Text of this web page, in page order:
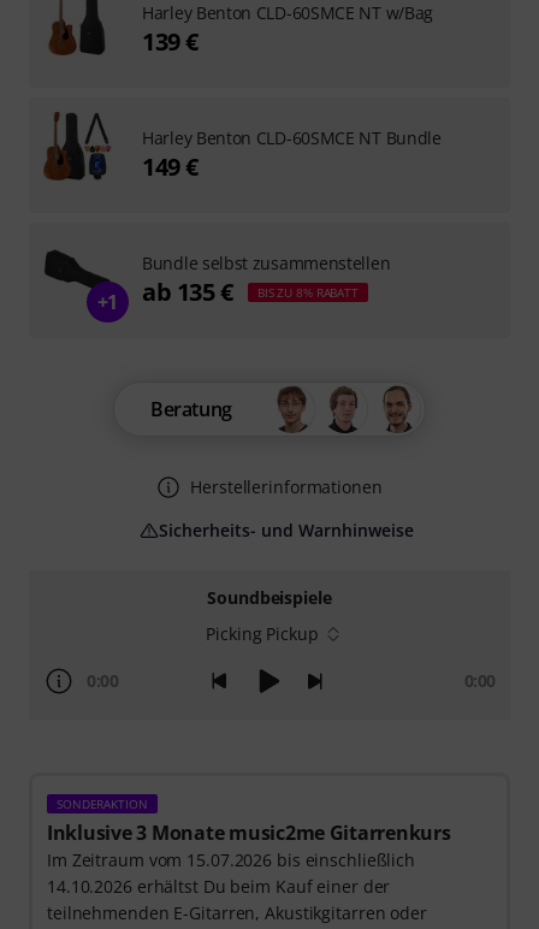
Soundbeispiele
Picking Pickup
0:00 0:00
SONDERAKTION
Inklusive 3 Monate music2me Gitarrenkurs
Im Zeitraum vom 15.07.2026 bis einschließlich
14.10.2026 erhältst Du beim Kauf einer der
teilnehmenden E-Gitarren, Akustikgitarren oder
Beratung
Herstellerinformationen
Sicherheits- und Warnhinweise
Harley Benton CLD-60SMCE NT w/Bag
139 €
Harley Benton CLD-60SMCE NT Bundle
149 €
+1
Bundle selbst zusammenstellen
ab 135 € BIS ZU 8% RABATT